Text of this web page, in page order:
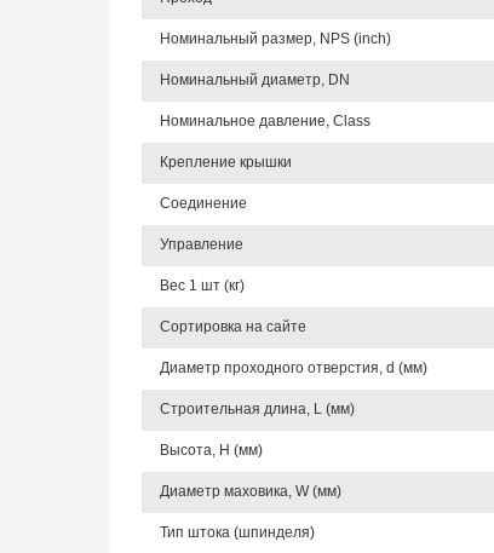
Номинальный размер, NPS (inch)
Номинальный диаметр, DN
Номинальное давление, Class
Крепление крышки
Соединение
Управление
Вес 1 шт (кг)
Сортировка на сайте
Диаметр проходного отверстия, d (мм)
Строительная длина, L (мм)
Высота, Н (мм)
Диаметр маховика, W (мм)
Тип штока (шпинделя)